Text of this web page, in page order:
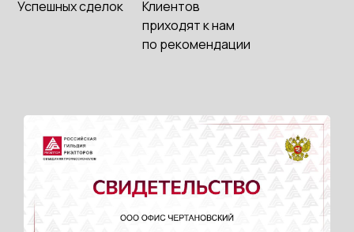
Успешных сделок
Клиентов
приходят к нам
по рекомендации